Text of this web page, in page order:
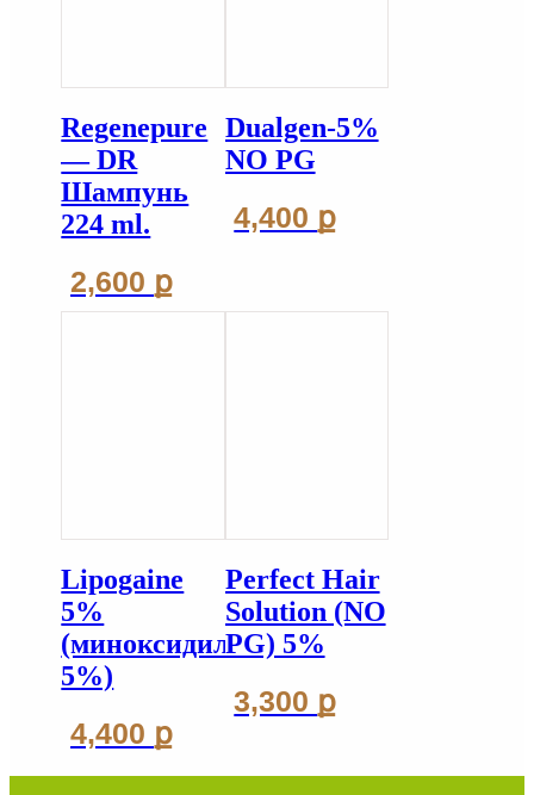
Regenepure
— DR
Шампунь
224 ml.
2,600 ք
Dualgen-5%
NO PG
4,400 ք
Lipogaine
5%
(миноксидил
5%)
4,400 ք
Perfect Hair
Solution (NO
PG) 5%
3,300 ք